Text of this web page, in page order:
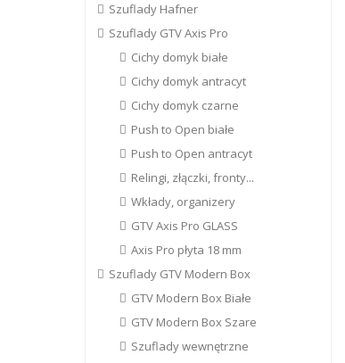
Szuflady Hafner
Szuflady GTV Axis Pro
Cichy domyk białe
Cichy domyk antracyt
Cichy domyk czarne
Push to Open białe
Push to Open antracyt
Relingi, złączki, fronty...
Wkłady, organizery
GTV Axis Pro GLASS
Axis Pro płyta 18 mm
Szuflady GTV Modern Box
GTV Modern Box Białe
GTV Modern Box Szare
Szuflady wewnętrzne